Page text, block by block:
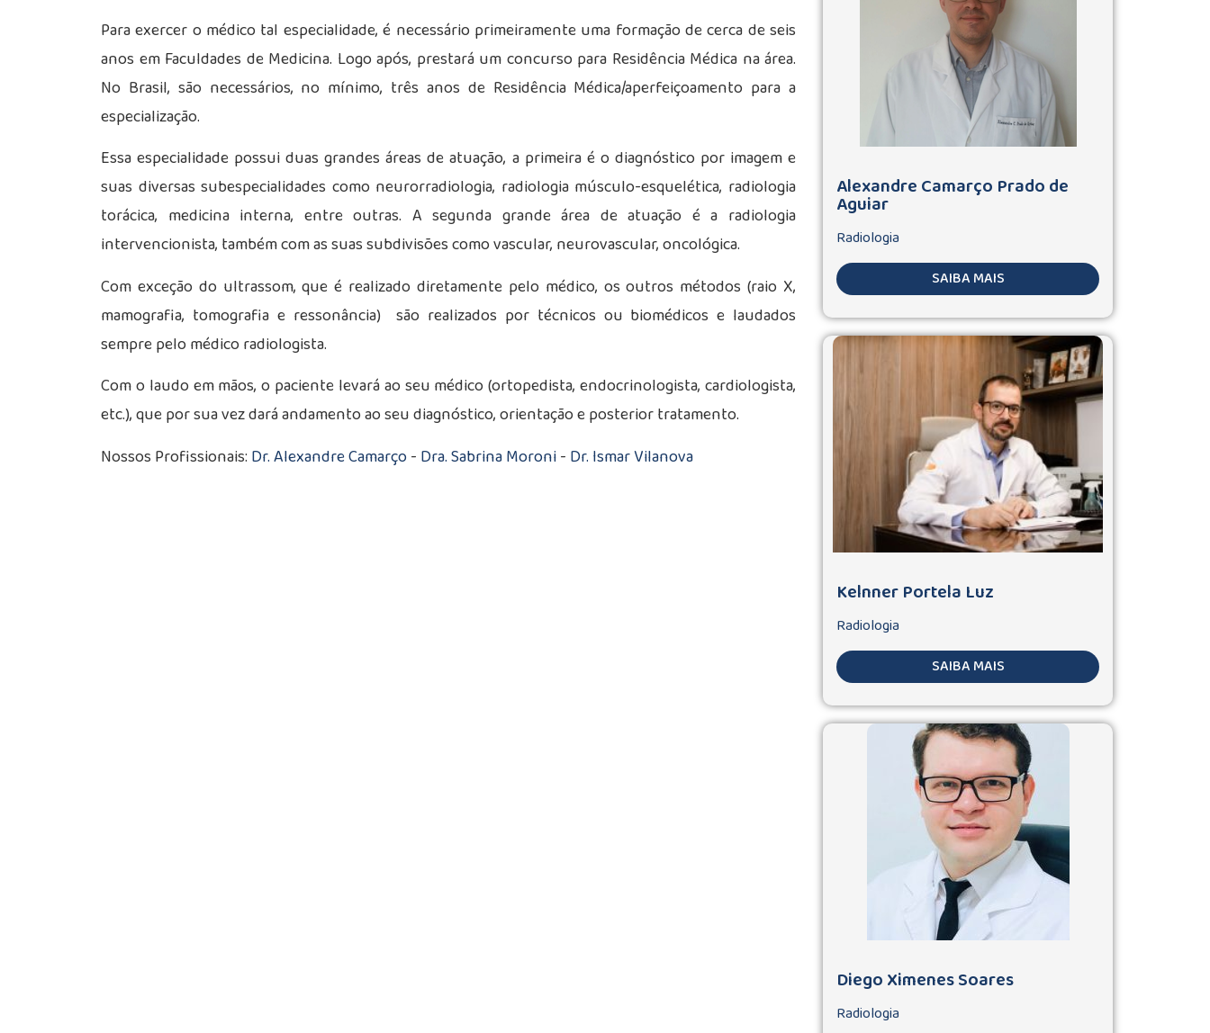
Para exercer o médico tal especialidade, é necessário primeiramente uma formação de cerca de seis
anos em Faculdades de Medicina. Logo após, prestará um concurso para Residência Médica na área.
No Brasil, são necessários, no mínimo, três anos de Residência Médica/aperfeiçoamento para a
especialização.
Essa especialidade possui duas grandes áreas de atuação, a primeira é o diagnóstico por imagem e
suas diversas subespecialidades como neurorradiologia, radiologia músculo-esquelética, radiologia
torácica, medicina interna, entre outras. A segunda grande área de atuação é a radiologia
intervencionista, também com as suas subdivisões como vascular, neurovascular, oncológica.
Com exceção do ultrassom, que é realizado diretamente pelo médico, os outros métodos (raio X,
mamografia, tomografia e ressonância) são realizados por técnicos ou biomédicos e laudados
sempre pelo médico radiologista.
Com o laudo em mãos, o paciente levará ao seu médico (ortopedista, endocrinologista, cardiologista,
etc.), que por sua vez dará andamento ao seu diagnóstico, orientação e posterior tratamento.
Nossos Profissionais:Dr. Alexandre Camarço-Dra. Sabrina Moroni-Dr. Ismar Vilanova
Alexandre Camarço Prado de
Aguiar
Radiologia
SAIBA MAIS
Kelnner Portela Luz
Radiologia
SAIBA MAIS
Diego Ximenes Soares
Radiologia